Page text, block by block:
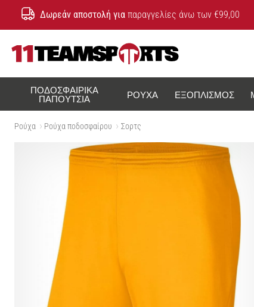
Δωρεάν αποστολή για παραγγελίες άνω των €99,00
ΠΟΔΟΣΦΑΙΡΙΚΆ
ΠΑΠΟΎΤΣΙΑ ΡΟΎΧΑ ΕΞΟΠΛΙΣΜΌΣ
Ρούχα Ρούχα ποδοσφαίρου Σορτς